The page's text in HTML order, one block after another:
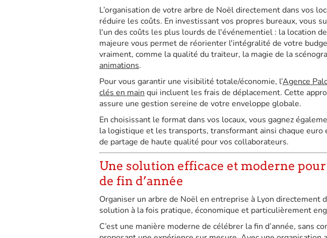
L’organisation de votre arbre de Noël directement dans vos
réduire les coûts. En investissant vos propres bureaux, vous
l'un des coûts les plus lourds de l'événementiel : la location
majeure vous permet de réorienter l'intégralité de votre
vraiment, comme la qualité du traiteur, la magie de la
animations.
Pour vous garantir une visibilité totale/économie, l’Agence
clés en main qui incluent les frais de déplacement. Cette
assure une gestion sereine de votre enveloppe globale.
En choisissant le format dans vos locaux, vous gagnez
la logistique et les transports, transformant ainsi chaque euro
de partage de haute qualité pour vos collaborateurs.
Une solution efficace et moderne
de fin d’année
Organiser un arbre de Noël en entreprise à Lyon directement
solution à la fois pratique, économique et particulièrement
C’est une manière moderne de célébrer la fin d’année, sans